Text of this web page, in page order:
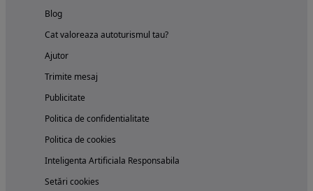
Blog
Cat valoreaza autoturismul tau?
Ajutor
Trimite mesaj
Publicitate
Politica de confidentialitate
Politica de cookies
Inteligenta Artificiala Responsabila
Setări cookies